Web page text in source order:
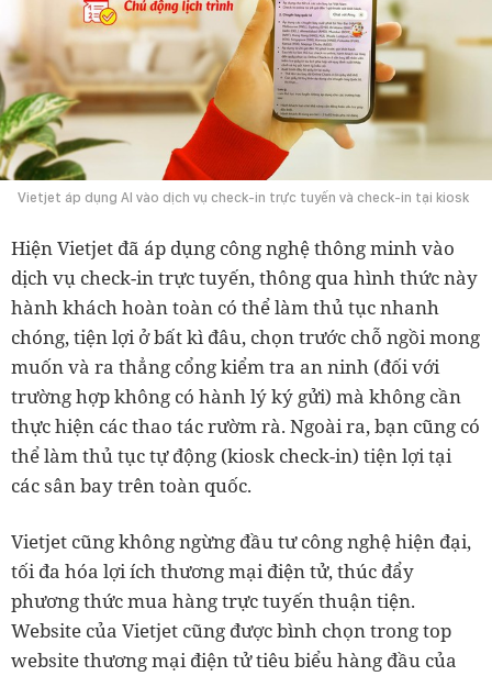
Vietjet áp dụng AI vào dịch vụ check-in trực tuyến và check-in tại kiosk
Hiện Vietjet đã áp dụng công nghệ thông minh vào
dịch vụ check-in trực tuyến, thông qua hình thức này
hành khách hoàn toàn có thể làm thủ tục nhanh
chóng, tiện lợi ở bất kì đâu, chọn trước chỗ ngồi mong
muốn và ra thẳng cổng kiểm tra an ninh (đối với
trường hợp không có hành lý ký gửi) mà không cần
thực hiện các thao tác rườm rà. Ngoài ra, bạn cũng có
thể làm thủ tục tự động (kiosk check-in) tiện lợi tại
các sân bay trên toàn quốc.
Vietjet cũng không ngừng đầu tư công nghệ hiện đại,
tối đa hóa lợi ích thương mại điện tử, thúc đẩy
phương thức mua hàng trực tuyến thuận tiện.
Website của Vietjet cũng được bình chọn trong top
website thương mại điện tử tiêu biểu hàng đầu của